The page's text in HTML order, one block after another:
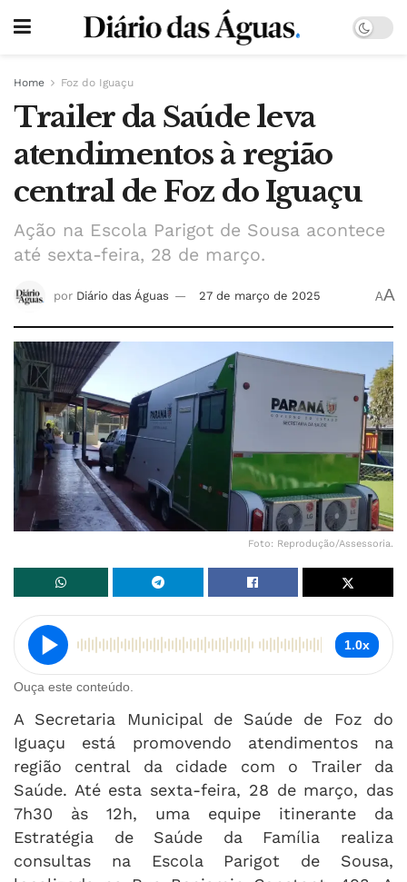
Home Foz do Iguaçu
Trailer da Saúde leva
atendimentos à região
central de Foz do Iguaçu
Ação na Escola Parigot de Sousa acontece
até sexta-feira, 28 de março.
por Diário das Águas 27 de março de 2025 AA
Foto: Reprodução/Assessoria.
1.0x
Ouça este conteúdo.
A Secretaria Municipal de Saúde de Foz do
Iguaçu está promovendo atendimentos na
região central da cidade com o Trailer da
Saúde. Até esta sexta-feira, 28 de março, das
7h30 às 12h, uma equipe itinerante da
Estratégia de Saúde da Família realiza
consultas na Escola Parigot de Sousa,